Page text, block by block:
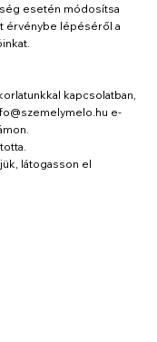
esetén módosítsa
érvénybe lépéséről a
kapcsolatban,
e-
látogasson el